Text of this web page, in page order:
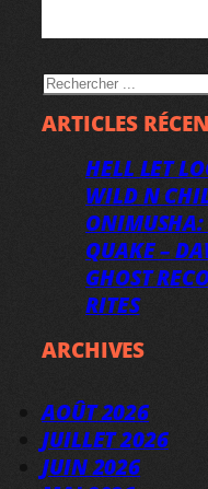
RECHERCHER
ARTICLES
HELL LET
WILD N
ONIMUSHA:
QUAKE –
GHOST
RITES
ARCHIVES
AOÛT 2026
JUILLET 2026
JUIN 2026